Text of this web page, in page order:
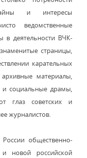
и интересы
ведомственные
в деятельности ВЧК-
страницы,
карательных
материалы,
и социальные драмы,
глаз советских и
журналистов.
общественно-
и новой российской